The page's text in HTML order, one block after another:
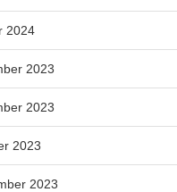
2024
2023
2023
2023
2023